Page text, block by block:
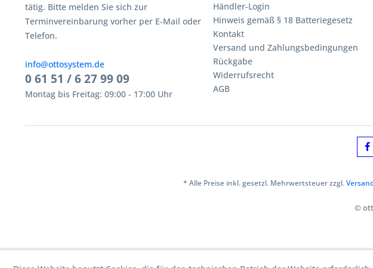
tätig. Bitte melden Sie sich zur
Terminvereinbarung vorher per E-Mail oder
Telefon.
info@ottosystem.de
0 61 51 / 6 27 99 09
Montag bis Freitag: 09:00 - 17:00 Uhr
Händler-Login
Hinweis gemäß § 18 Batteriegesetz
Kontakt
Versand und Zahlungsbedingungen
Rückgabe
Widerrufsrecht
AGB
* Alle Preise inkl. gesetzl. Mehrwertsteuer zzgl.
©